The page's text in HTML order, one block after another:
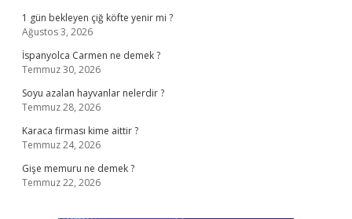
1 gün bekleyen çiğ köfte yenir mi ?
Ağustos 3, 2026
İspanyolca Carmen ne demek ?
Temmuz 30, 2026
Soyu azalan hayvanlar nelerdir ?
Temmuz 28, 2026
Karaca firması kime aittir ?
Temmuz 24, 2026
Gişe memuru ne demek ?
Temmuz 22, 2026